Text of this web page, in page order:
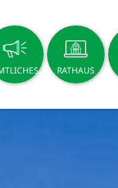
RATHAUS